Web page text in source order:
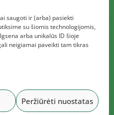
saugoti ir (arba) pasiekti
su šiomis technologijomis,
arba unikalūs ID šioje
neigiamai paveikti tam tikras
Peržiūrėti nuostatas